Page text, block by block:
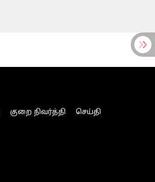
குறை நிவர்த்தி
செய்தி